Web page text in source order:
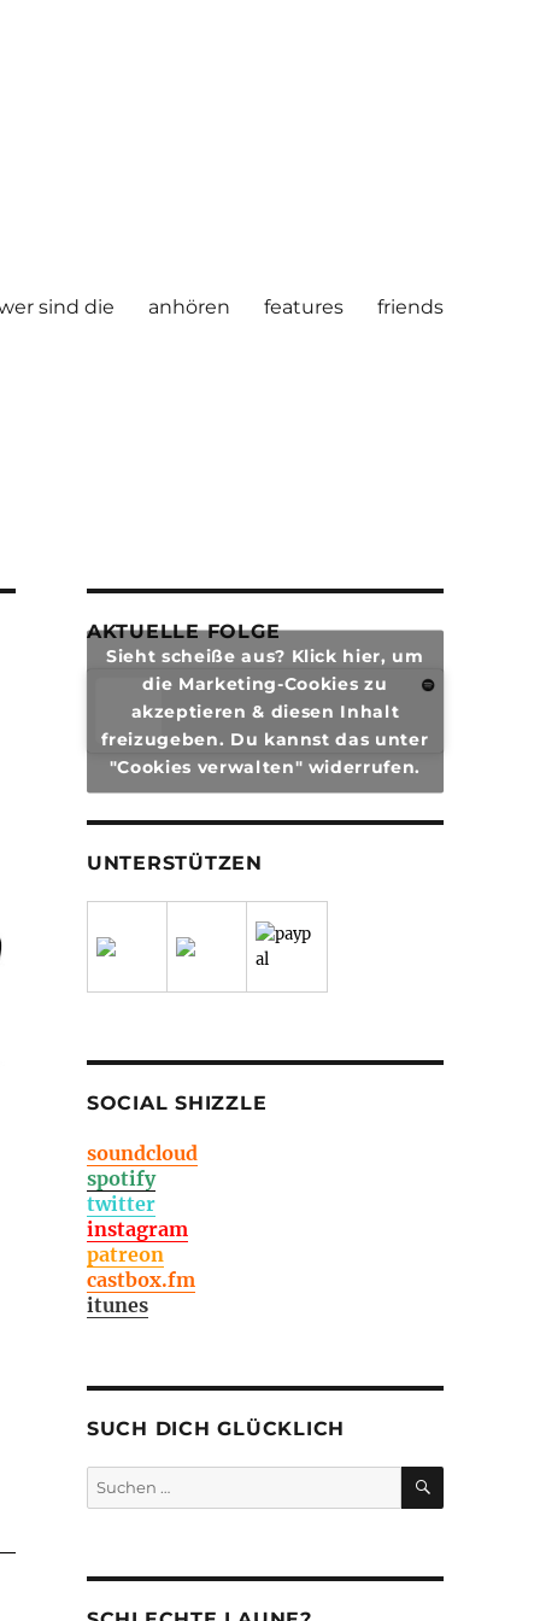
sind die anhören features friends
AKTUELLE FOLGE
Sieht scheiße aus? Klick hier, um
die Marketing-Cookies zu
akzeptieren & diesen Inhalt
freizugeben. Du kannst das unter
"Cookies verwalten" widerrufen.
UNTERSTÜTZEN
SOCIAL SHIZZLE
soundcloud
spotify
twitter
instagram
patreon
castbox.fm
itunes
SUCH DICH GLÜCKLICH
Suchen
nach:
SUCHEN